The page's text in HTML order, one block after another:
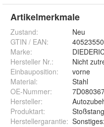
Artikelmerkmale
Zustand:
Neu
GTIN / EAN:
Marke:
Hersteller Nr.:
Nicht
Einbauposition:
vorne
Material:
Stahl
OE-Nummer:
Hersteller:
Produktart:
Herstellergarantie: